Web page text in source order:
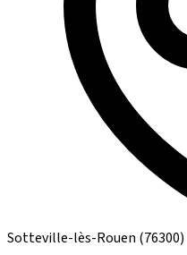
Sotteville-lès-Rouen (76300)